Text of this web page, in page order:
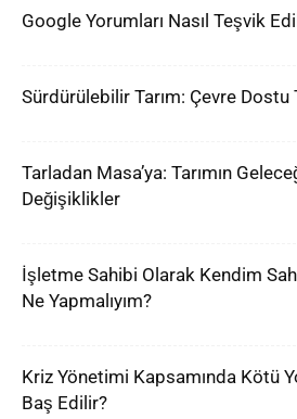
Google Yorumları Nasıl Teşvik
Sürdürülebilir Tarım: Çevre Dostu
Tarladan Masa’ya: Tarımın
Değişiklikler
İşletme Sahibi Olarak Kendim
Ne Yapmalıyım?
Kriz Yönetimi Kapsamında Kötü
Baş Edilir?